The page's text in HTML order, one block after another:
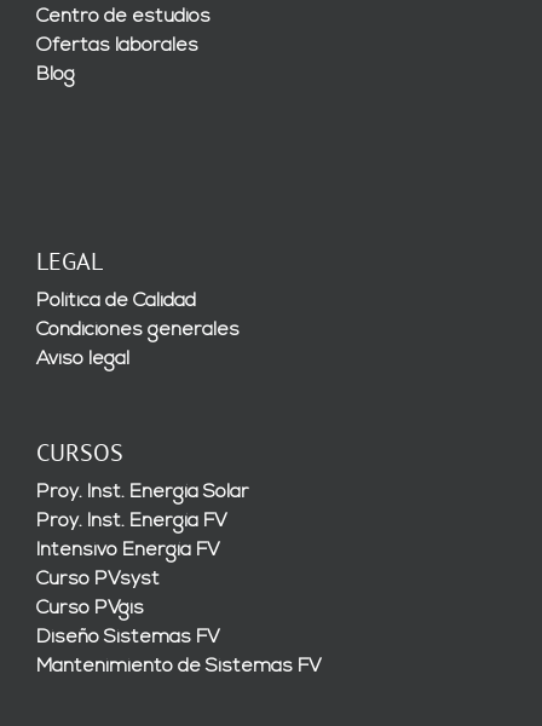
Centro de estudios
Ofertas laborales
Blog
LEGAL
Política de Calidad
Condiciones generales
Aviso legal
CURSOS
Proy. Inst. Energía Solar
Proy. Inst. Energía FV
Intensivo Energía FV
Curso PVsyst
Curso PVgis
Diseño Sistemas FV
Mantenimiento de Sistemas FV